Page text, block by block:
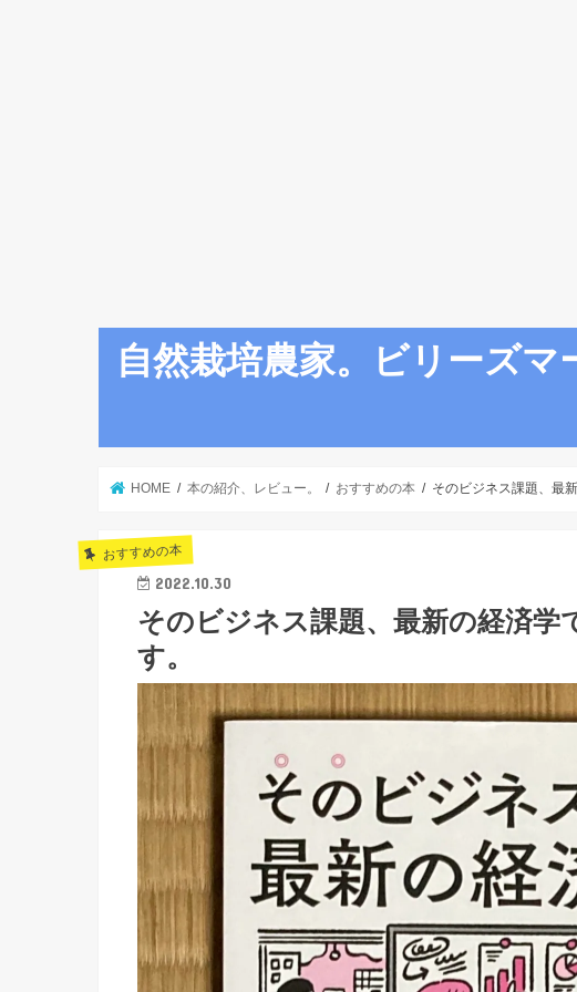
自然栽培農家。ビリーズマ
HOME 本の紹介、レビュー。 おすすめの本 そのビジネス課題、最
おすすめの本
2022.10.30
そのビジネス課題、最新の経済学
す。